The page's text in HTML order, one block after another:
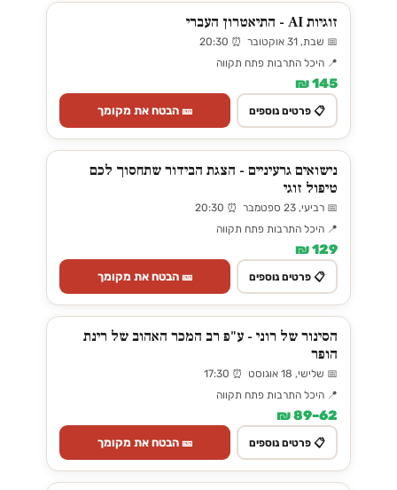
זוגיות AI - התיאטרון העברי
📅 שבת, 31 אוקטובר ⏰ 20:30
📍 היכל התרבות פתח תקווה
145 ₪
📋 פרטים נוספים 🎫 הבטח את מקומך
נישואים גרעיניים - הצגת הבידור שתחסוך לכם
טיפול זוגי
📅 רביעי, 23 ספטמבר ⏰ 20:30
📍 היכל התרבות פתח תקווה
129 ₪
📋 פרטים נוספים 🎫 הבטח את מקומך
הסינור של רוני - ע"פ רב המכר האהוב של רינת
הופר
📅 שלישי, 18 אוגוסט ⏰ 17:30
📍 היכל התרבות פתח תקווה
62–89 ₪
📋 פרטים נוספים 🎫 הבטח את מקומך